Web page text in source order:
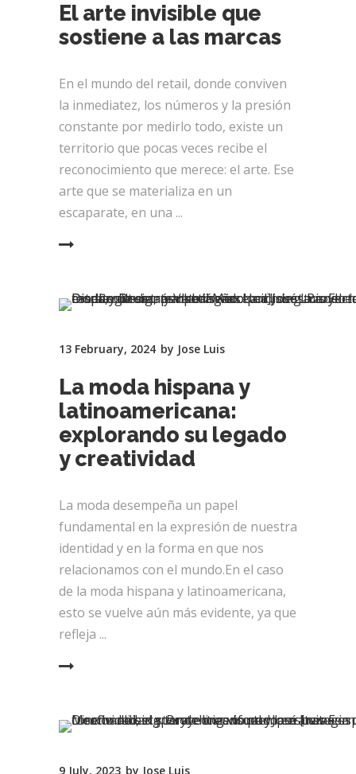
El arte invisible que
sostiene a las marcas
En el mundo del retail, donde conviven
la inmediatez, los números y la presión
constante por medirlo todo, existe un
territorio que pocas veces recibe el
reconocimiento que merece: el arte. Ese
arte que se materializa en un
escaparate, en una
13 February, 2024 by Jose Luis
La moda hispana y
latinoamericana:
explorando su legado
y creatividad
La moda desempeña un papel
fundamental en la expresión de nuestra
identidad y en la forma en que nos
relacionamos con el mundo.En el caso
de la moda hispana y latinoamericana,
esto se vuelve aún más evidente, ya que
refleja
9 July, 2023 by Jose Luis